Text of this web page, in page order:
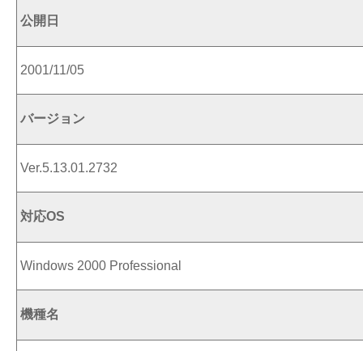
公開日
2001/11/05
バージョン
Ver.5.13.01.2732
対応OS
Windows 2000 Professional
機種名